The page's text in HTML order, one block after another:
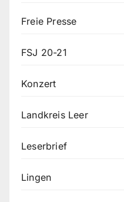
Freie Presse
FSJ 20-21
Konzert
Landkreis Leer
Leserbrief
Lingen